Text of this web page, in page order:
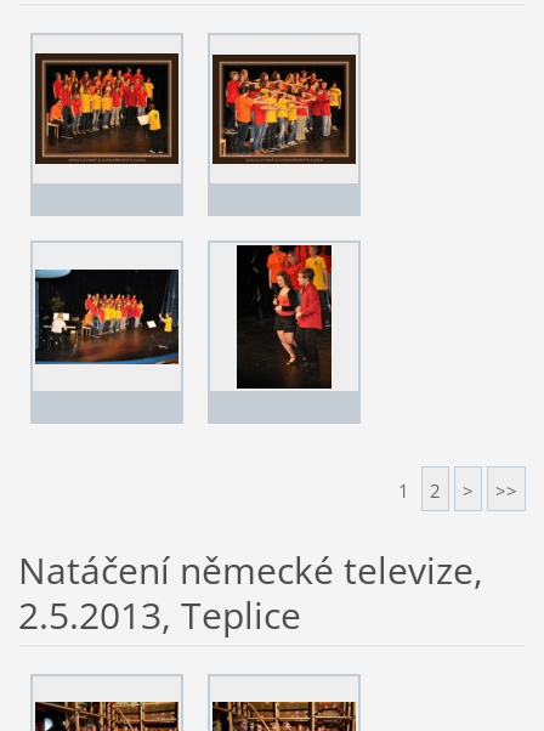
1 2 > >>
Natáčení německé televize,
2.5.2013, Teplice